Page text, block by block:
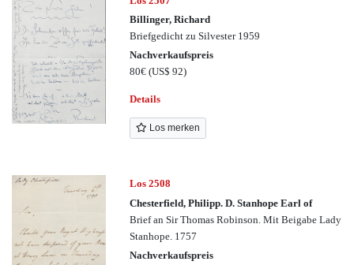
Billinger, Richard
Briefgedicht zu Silvester 1959
Nachverkaufspreis
80€(US$ 92)
Details
Los merken
Los 2508
Chesterfield, Philipp. D. Stanhope Earl of
Brief an Sir Thomas Robinson. Mit Beigabe Lady
Stanhope. 1757
Nachverkaufspreis